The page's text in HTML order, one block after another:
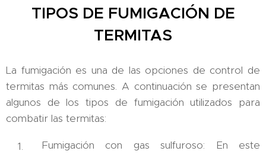
TIPOS DE FUMIGACIÓN DE
TERMITAS
La fumigación es una de las opciones de control de
termitas más comunes. A continuación se presentan
algunos de los tipos de fumigación utilizados para
combatir las termitas:
Fumigación con gas sulfuroso: En este